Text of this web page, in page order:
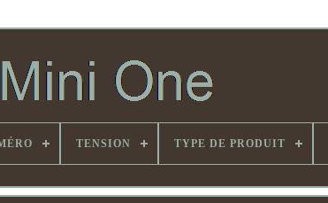
TENSION TYPE DE PRODUIT